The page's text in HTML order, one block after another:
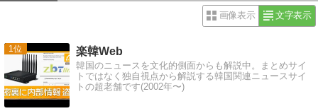
画像表示 文字表示
1 楽韓Web
韓国のニュースを文化的側面からも解説中。まとめサイ
トではなく独自視点から解説する韓国関連ニュースサイ
トの超老舗です(2002年〜)